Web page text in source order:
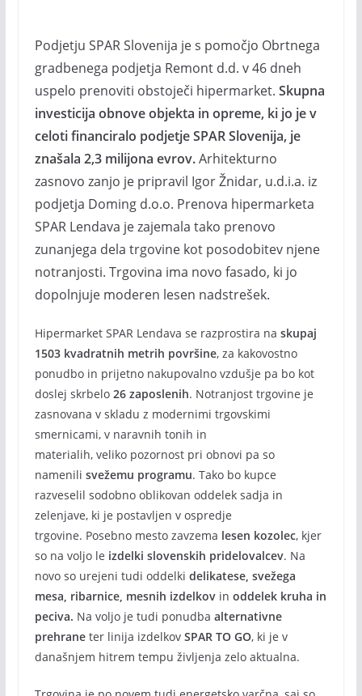
Podjetju SPAR Slovenija je s pomočjo Obrtnega
gradbenega podjetja Remont d.d. v 46 dneh
uspelo prenoviti obstoječi hipermarket. Skupna
investicija obnove objekta in opreme, ki jo je v
celoti financiralo podjetje SPAR Slovenija, je
znašala 2,3 milijona evrov.Arhitekturno
zasnovo zanjo je pripravil Igor Žnidar, u.d.i.a. iz
podjetja Doming d.o.o. Prenova hipermarketa
SPAR Lendava je zajemala tako prenovo
zunanjega dela trgovine kot posodobitev njene
notranjosti. Trgovina ima novo fasado, ki jo
dopolnjuje moderen lesen nadstrešek.
Hipermarket SPAR Lendava se razprostira na skupaj
1503 kvadratnih metrih površine, za kakovostno
ponudbo in prijetno nakupovalno vzdušje pa bo kot
doslej skrbelo 26 zaposlenih. Notranjost trgovine je
zasnovana v skladu z modernimi trgovskimi
smernicami, v naravnih tonih in
materialih, veliko pozornost pri obnovi pa so
namenili svežemu programu. Tako bo kupce
razveselil sodobno oblikovan oddelek sadja in
zelenjave, ki je postavljen v ospredje
trgovine. Posebno mesto zavzema lesen kozolec, kjer
so na voljo le izdelki slovenskih pridelovalcev. Na
novo so urejeni tudi oddelki delikatese, svežega
mesa, ribarnice, mesnih izdelkovin oddelek kruha in
peciva. Na voljo je tudi ponudba alternativne
prehrane ter linija izdelkov SPAR TO GO, ki je v
današnjem hitrem tempu življenja zelo aktualna.